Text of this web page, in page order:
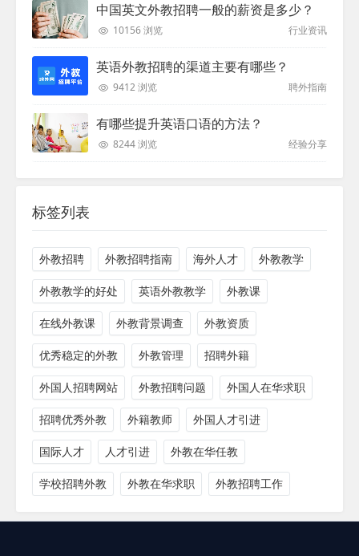
中国英文外教招聘一般的薪资是多少？
10156 浏览 行业资讯
英语外教招聘的渠道主要有哪些？
9412 浏览 聘外指南
有哪些提升英语口语的方法？
8244 浏览 经验分享
标签列表
外教招聘 外教招聘指南 海外人才 外教教学
外教教学的好处 英语外教教学 外教课
在线外教课 外教背景调查 外教资质
优秀稳定的外教 外教管理 招聘外籍
外国人招聘网站 外教招聘问题 外国人在华求职
招聘优秀外教 外籍教师 外国人才引进
国际人才 人才引进 外教在华任教
学校招聘外教 外教在华求职 外教招聘工作